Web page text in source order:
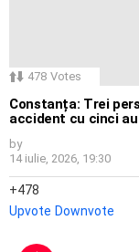
478 Votes
Constanța: Trei
accident cu cinci
by
14 iulie, 2026, 19:30
478
Upvote Downvote